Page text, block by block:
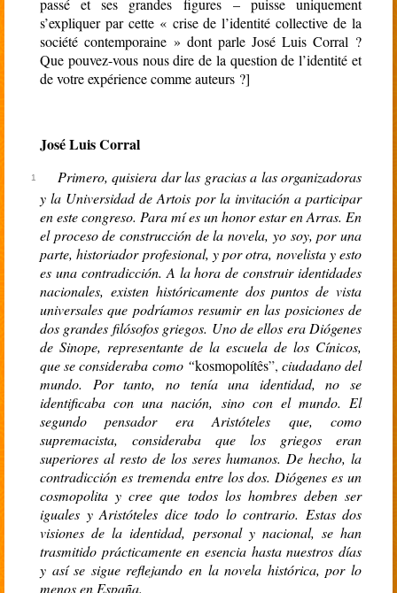
passé et ses grandes figures – puisse uniquement
s’expliquer par cette « crise de l’identité collective de la
société contemporaine » dont parle José Luis Corral ?
Que pouvez-vous nous dire de la question de l’identité et
de votre expérience comme auteurs ?]
José Luis Corral
Primero, quisiera dar las gracias a las organizadoras
y la Universidad de Artois por la invitación a participar
en este congreso. Para mí es un honor estar en Arras. En
el proceso de construcción de la novela, yo soy, por una
parte, historiador profesional, y por otra, novelista y esto
es una contradicción. A la hora de construir identidades
nacionales, existen históricamente dos puntos de vista
universales que podríamos resumir en las posiciones de
dos grandes filósofos griegos. Uno de ellos era Diógenes
de Sinope, representante de la escuela de los Cínicos,
que se consideraba como “kosmopolítês”, ciudadano del
mundo. Por tanto, no tenía una identidad, no se
identificaba con una nación, sino con el mundo. El
segundo pensador era Aristóteles que, como
supremacista, consideraba que los griegos eran
superiores al resto de los seres humanos. De hecho, la
contradicción es tremenda entre los dos. Diógenes es un
cosmopolita y cree que todos los hombres deben ser
iguales y Aristóteles dice todo lo contrario. Estas dos
visiones de la identidad, personal y nacional, se han
trasmitido prácticamente en esencia hasta nuestros días
y así se sigue reflejando en la novela histórica, por lo
menos en España.